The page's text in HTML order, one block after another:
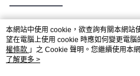
熱門標籤
本網站中使用 cookie，欲查詢有關本網站
望在電腦上使用 cookie 時應如何變更電腦
權條款 」之 Cookie 聲明。您繼續使用本
用條款之 Cookie 聲明使用 cookie。
了解更多 >